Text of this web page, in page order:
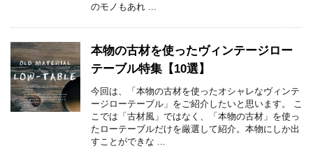
のモノもあれ ...
本物の古材を使ったヴィンテージロー
テーブル特集【10選】
今回は、「本物の古材を使ったオシャレなヴィンテ
ージローテーブル」をご紹介したいと思います。 こ
こでは「古材風」ではなく、「本物の古材」を使っ
たローテーブルだけを厳選して紹介。本物にしか出
すことができな ...